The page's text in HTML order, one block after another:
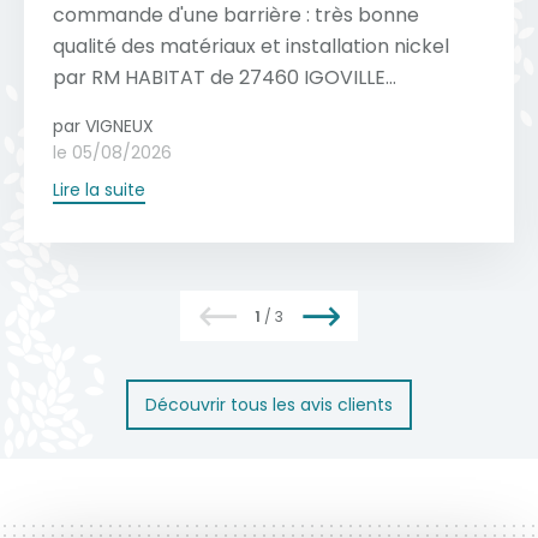
Voir toutes les couleurs
s’inspire du style intemporel des portails,
des valeurs sur lesquelles on peut compter
sans hésitation.
Voir toute la collection
matériau est naturellement résistant à la
rouille et aux intempéries. Un nettoyage
régulier à l'eau savonneuse (PH neutre)
aspect, tandis qu'une inspection annuelle
des mécanismes et des fixations garantit
une longévité optimale.
Voir toutes nos réalisations
commande d'une barrière : très bonne
qualité des matériaux et installation nickel
par RM HABITAT de 27460 IGOVILLE...
par VIGNEUX
le 05/08/2026
Lire la suite
1 / 3
Découvrir tous les avis clients